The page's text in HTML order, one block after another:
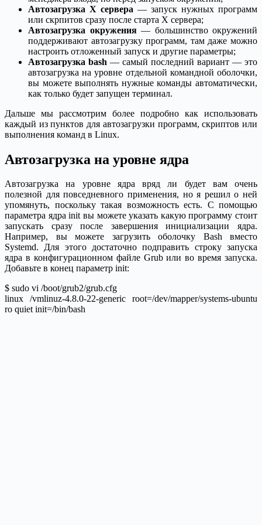
Автозагрузка X сервера — запуск нужных программ
или скрпитов сразу после старта X сервера;
Автозагрузка окружения— большинство окружений
поддерживают автозагрузку программ, там даже можно
настроить отложенный запуск и другие параметры;
Автозагрузка bash — самый последний вариант — это
автозагрузка на уровне отдельной командной оболочки,
вы можете выполнять нужные команды автоматически,
как только будет запущен терминал.
Дальше мы рассмотрим более подробно как использовать
каждый из пунктов для автозагрузки программ, скриптов или
выполнения команд в Linux.
Автозагрузка на уровне ядра
Автозагрузка на уровне ядра вряд ли будет вам очень
полезной для повседневного применения, но я решил о ней
упомянуть, поскольку такая возможность есть. С помощью
параметра ядра init вы можете указать какую программу стоит
запускать сразу после завершения инициализации ядра.
Например, вы можете загрузить оболочку Bash вместо
Systemd. Для этого достаточно подправить строку запуска
ядра в конфигурационном файле Grub или во время запуска.
Добавьте в конец параметр init:
$ sudo vi /boot/grub2/grub.cfg
linux /vmlinuz-4.8.0-22-generic root=/dev/mapper/systems-ubuntu
ro quiet init=/bin/bash